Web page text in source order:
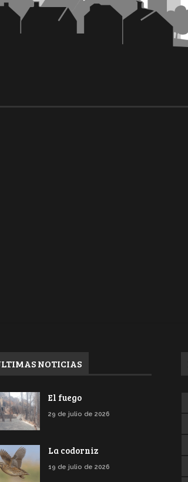
NOTICIAS
El fuego
29 de julio de 2026
La codorniz
19 de julio de 2026